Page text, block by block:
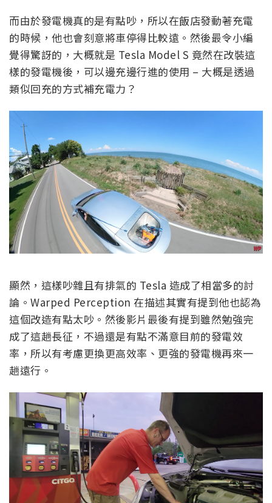
而由於發電機真的是有點吵，所以在飯店發動著充電
的時候，他也會刻意將車停得比較遠。然後最令小編
覺得驚訝的，大概就是 Tesla Model S 竟然在改裝這
樣的發電機後，可以邊充邊行進的使用 – 大概是透過
類似回充的方式補充電力？
顯然，這樣吵雜且有排氣的 Tesla 造成了相當多的討
論。Warped Perception 在描述其實有提到他也認為
這個改造有點太吵。然後影片最後有提到雖然勉強完
成了這趟長征，不過還是有點不滿意目前的發電效
率，所以有考慮更換更高效率、更強的發電機再來一
趟遠行。